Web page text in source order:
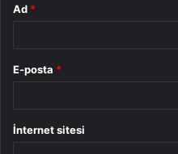
Ad *
E-posta *
İnternet sitesi